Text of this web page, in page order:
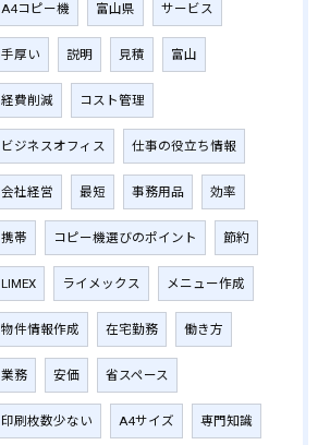
A4コピー機 富山県 サービス
手厚い 説明 見積 富山
経費削減 コスト管理
ビジネスオフィス 仕事の役立ち情報
会社経営 最短 事務用品 効率
携帯 コピー機選びのポイント 節約
LIMEX ライメックス メニュー作成
物件情報作成 在宅勤務 働き方
業務 安価 省スペース
印刷枚数少ない A4サイズ 専門知識